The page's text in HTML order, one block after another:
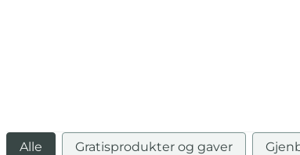
Alle Gratisprodukter og gaver